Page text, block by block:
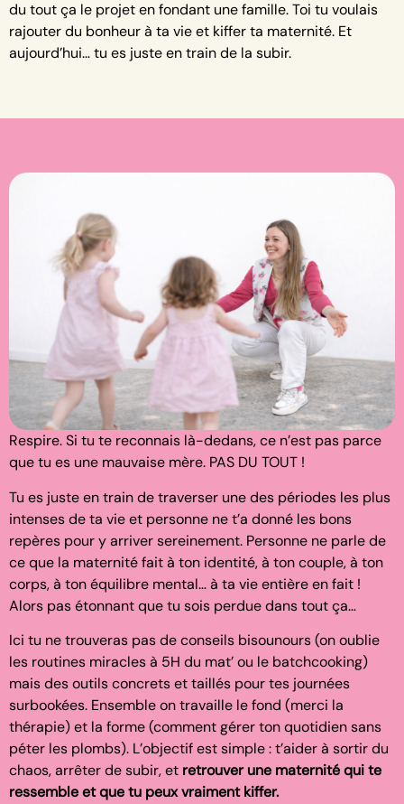
du tout ça le projet en fondant une famille. Toi tu voulais
rajouter du bonheur à ta vie et kiffer ta maternité. Et
aujourd’hui… tu es juste en train de la subir.
Respire. Si tu te reconnais là-dedans, ce n’est pas parce
que tu es une mauvaise mère. PAS DU TOUT !
Tu es juste en train de traverser une des périodes les plus
intenses de ta vie et personne ne t’a donné les bons
repères pour y arriver sereinement. Personne ne parle de
ce que la maternité fait à ton identité, à ton couple, à ton
corps, à ton équilibre mental… à ta vie entière en fait !
Alors pas étonnant que tu sois perdue dans tout ça…
Ici tu ne trouveras pas de conseils bisounours (on oublie
les routines miracles à 5H du mat’ ou le batchcooking)
mais des outils concrets et taillés pour tes journées
surbookées. Ensemble on travaille le fond (merci la
thérapie) et la forme (comment gérer ton quotidien sans
péter les plombs). L’objectif est simple : t’aider à sortir du
chaos, arrêter de subir, et retrouver une maternité qui te
ressemble et que tu peux vraiment kiffer.